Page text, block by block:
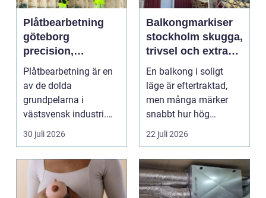
Plåtbearbetning
göteborg
precision,
hållbarhet och
smarta lösningar
Plåtbearbetning är en
av de dolda
grundpelarna i
västsvensk industri.
Allt från marina
anläggningar ...
30 juli 2026
Balkongmarkiser
stockholm skugga,
trivsel och extra
rum utomhus
En balkong i soligt
läge är eftertraktad,
men många märker
snabbt hur hög
värmen kan bli under
somma...
22 juli 2026